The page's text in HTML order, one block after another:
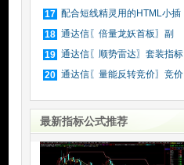
抓
17 配合短线精灵用的HTML小插
件
18 通达信〖倍量龙妖首板〗副
图/
19 通达信〖顺势雷达〗套装指标
20 通达信〖量能反转竞价〗竞价
最新指标公式推荐